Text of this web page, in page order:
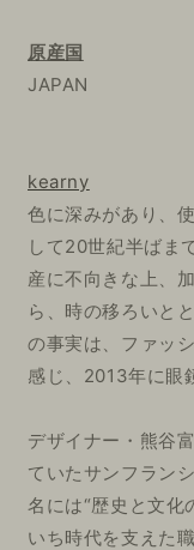
原産国
JAPAN
kearny
色に深みがあり、
して20世紀半ばま
産に不向きな上、
ら、時の移ろいと
の事実は、ファッ
感じ、2013年に眼
デザイナー・熊谷
ていたサンフラン
名には“歴史と文化
いち時代を支えた